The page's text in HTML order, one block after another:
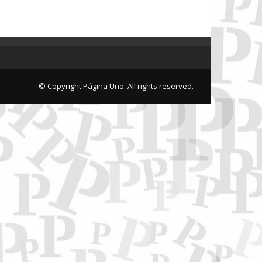
© Copyright Página Uno. All rights reserved.